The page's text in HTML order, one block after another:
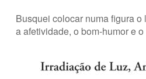
Busquei colocar numa figura
a afetividade, o bom-humor e o